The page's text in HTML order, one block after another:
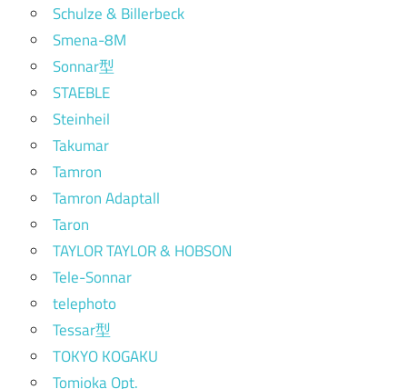
Schulze & Billerbeck
Smena-8M
Sonnar型
STAEBLE
Steinheil
Takumar
Tamron
Tamron Adaptall
Taron
TAYLOR TAYLOR & HOBSON
Tele-Sonnar
telephoto
Tessar型
TOKYO KOGAKU
Tomioka Opt.